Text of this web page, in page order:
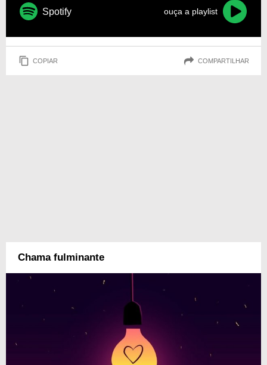
Spotify ouça a playlist
COPIAR COMPARTILHAR
Chama fulminante